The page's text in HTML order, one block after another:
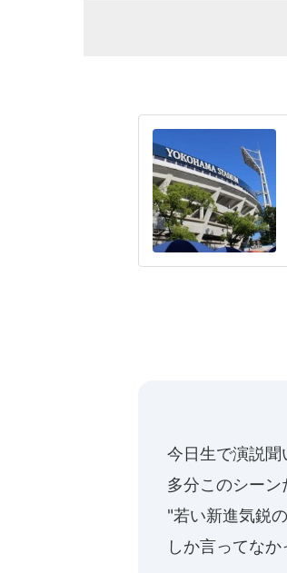
今日生で演説聞
多分このシーン
"若い新進気鋭
しか言ってなか